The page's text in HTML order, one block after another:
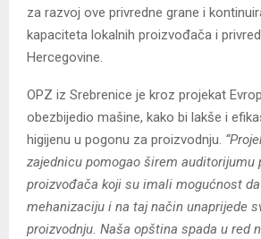
za razvoj ove privredne grane i
kapaciteta lokalnih proizvođača i
Hercegovine.
OPZ iz Srebrenice je kroz projekat
obezbijedio mašine, kako bi lakše i
higijenu u pogonu za proizvodnju.
zajednicu pomogao širem auditorijumu
proizvođača koji su imali mogućnost
mehanizaciju i na taj način unaprijede
proizvodnju. Naša opština spada u red